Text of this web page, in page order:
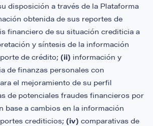
disposición a través de la Plataforma
obtenida de sus reportes de
financiero de su situación crediticia a
y síntesis de la información
de crédito; (ii) información y
de finanzas personales con
el mejoramiento de su perfil
de potenciales fraudes financieros por
base a cambios en la información
crediticios; (iv) comparativas de